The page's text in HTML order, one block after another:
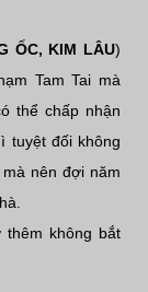
ỐC, KIM LÂU)
Tam Tai mà
thể chấp nhận
tuyệt đối không
nên đợi năm
thêm không bắt